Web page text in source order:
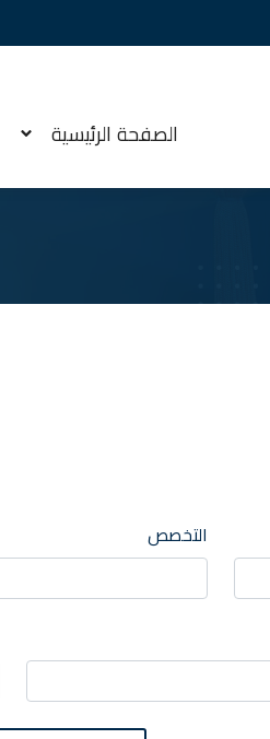
الصفحة الرئيسية
التخصص